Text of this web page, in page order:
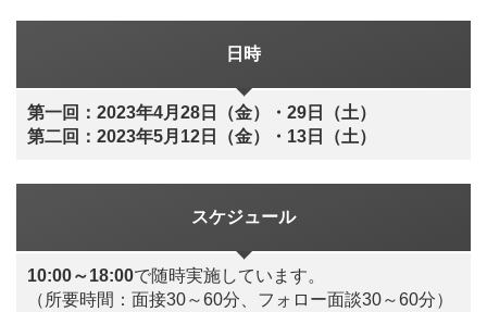
日時
第一回：2023年4月28日（金）・29日（土）
第二回：2023年5月12日（金）・13日（土）
スケジュール
10:00～18:00で随時実施しています。
（所要時間：面接30～60分、フォロー面談30～60分）